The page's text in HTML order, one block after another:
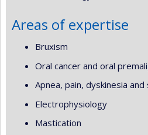
Areas of expertise
Bruxism
Oral cancer and oral
Apnea, pain, dyskinesia and
Electrophysiology
Mastication